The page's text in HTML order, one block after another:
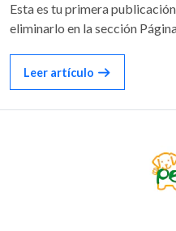
Esta es tu primera
eliminarlo en la sección
Leer artículo